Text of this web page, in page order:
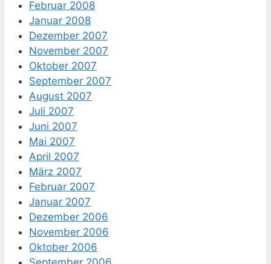
Februar 2008
Januar 2008
Dezember 2007
November 2007
Oktober 2007
September 2007
August 2007
Juli 2007
Juni 2007
Mai 2007
April 2007
März 2007
Februar 2007
Januar 2007
Dezember 2006
November 2006
Oktober 2006